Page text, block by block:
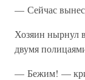
— Сейчас
Хозяин нырнул
двумя
— Бежим! —